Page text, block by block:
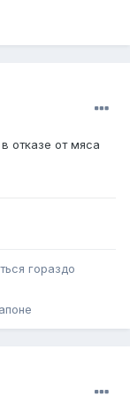
отказе от мяса
гораздо